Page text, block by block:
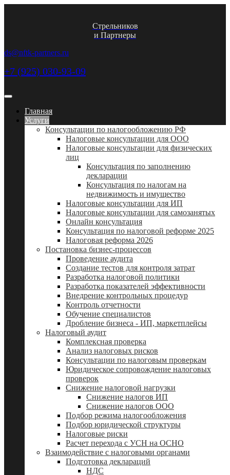
Стрельников
и Партнеры
ds@nftk-partners.ru
+7 (925) 030-93-09
Главная
Услуги
Консультации по налогообложению РФ
Налоговые консультации для ООО
Налоговые консультации для физических
лиц
Консультация по заполнению
декларации
Консультация по налогам на
недвижимость и имущество
Налоговые консультации для ИП
Налоговые консультации для самозанятых
Онлайн консультация
Консультация по налоговой реформе 2025
Налоговая реформа 2026
Постановка бизнес-процессов
Проведение аудита
Создание тестов для контроля затрат
Разработка налоговой политики
Разработка показателей эффективности
Внедрение контрольных процедур
Контроль отчетности
Обучение специалистов
Дробление бизнеса - ИП, маркетплейсы
Налоговый аудит
Комплексная проверка
Анализ налоговых рисков
Консультации по налоговым проверкам
Юридическое сопровождение налоговых
проверок
Снижение налоговой нагрузки
Снижение налогов ИП
Снижение налогов ООО
Подбор режима налогообложения
Подбор юридической структуры
Налоговые риски
Расчет перехода с УСН на ОСНО
Взаимодействие с налоговыми органами
Подготовка деклараций
НДС